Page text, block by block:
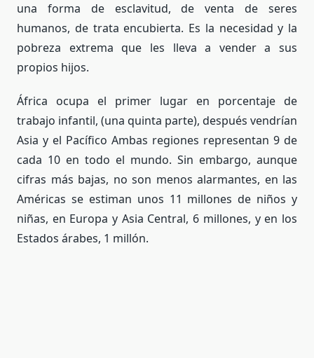
una forma de esclavitud, de venta de seres
humanos, de trata encubierta. Es la necesidad y la
pobreza extrema que les lleva a vender a sus
propios hijos.
África ocupa el primer lugar en porcentaje de
trabajo infantil, (una quinta parte), después vendrían
Asia y el Pacífico Ambas regiones representan 9 de
cada 10 en todo el mundo. Sin embargo, aunque
cifras más bajas, no son menos alarmantes, en las
Américas se estiman unos 11 millones de niños y
niñas, en Europa y Asia Central, 6 millones, y en los
Estados árabes, 1 millón.